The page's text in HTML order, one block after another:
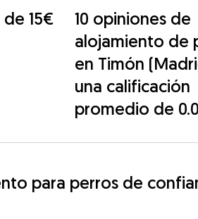
15€
10 opiniones de
alojamiento de
en Timón
una calificación
promedio de
para perros de